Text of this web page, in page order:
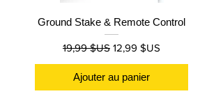
Ground Stake & Remote Control
Prix original
19,99 $US Prix promotionnel
12,99 $US
Ajouter au panier